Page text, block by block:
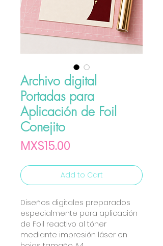
Archivo digital
Portadas para
Aplicación de Foil
Conejito
MX$15.00
Add to Cart
Diseños digitales preparados
especialmente para aplicación
de Foil reactivo al tóner
mediante impresión láser en